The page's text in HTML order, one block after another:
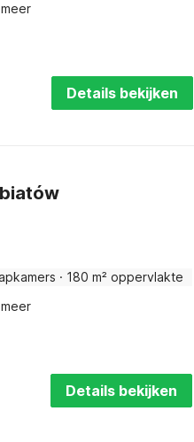
Details bekijken
· 180 m² oppervlakte
Details bekijken